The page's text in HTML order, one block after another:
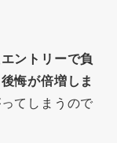
ントリーで負
悔が倍増しま
てしまうので